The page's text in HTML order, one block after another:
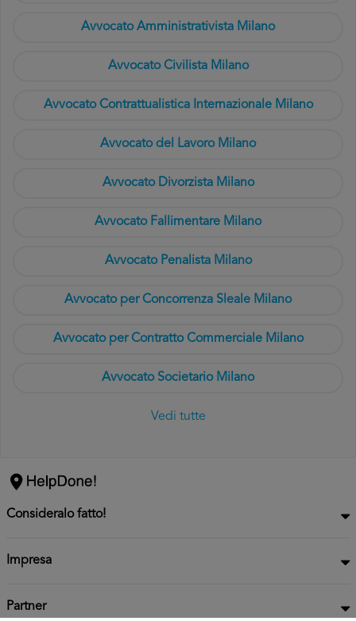
Avvocato Amministrativista Milano
Avvocato Civilista Milano
Avvocato Contrattualistica Internazionale Milano
Avvocato del Lavoro Milano
Avvocato Divorzista Milano
Avvocato Fallimentare Milano
Avvocato Penalista Milano
Avvocato per Concorrenza Sleale Milano
Avvocato per Contratto Commerciale Milano
Avvocato Societario Milano
Vedi tutte
Consideralo fatto!
Impresa
Partner